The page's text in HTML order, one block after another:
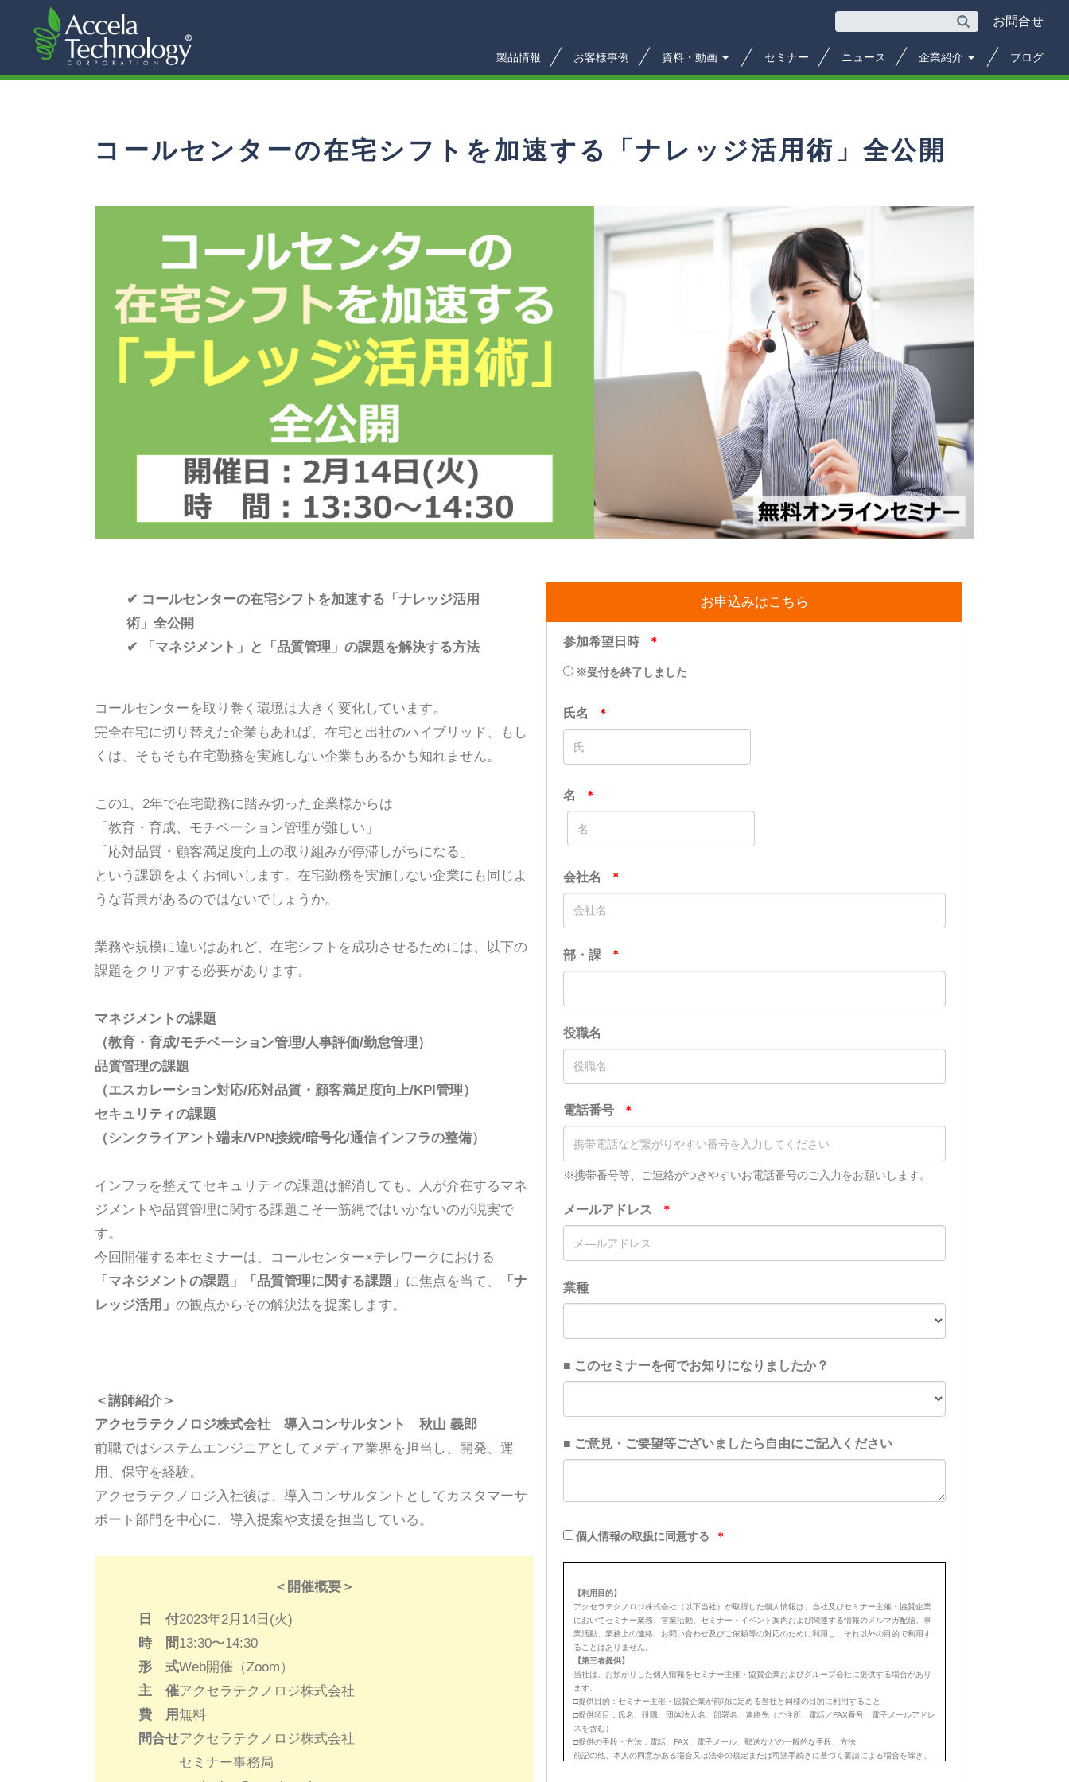
お問合せ
製品情報 お客様事例 資料・動画 セミナー ニュース 企業紹介 ブログ
コールセンターの在宅シフトを加速する「ナレッジ活用術」全公開
✔ コールセンターの在宅シフトを加速する「ナレッジ活用
術」全公開
✔
「マネジメント」と「品質管理」の課題を解決する方法
コールセンターを取り巻く環境は大きく変化しています。
完全在宅に切り替えた企業もあれば、在宅と出社のハイブリッド、もし
くは、そもそも在宅勤務を実施しない企業もあるかも知れません。
この1、2年で在宅勤務に踏み切った企業様からは
「教育・育成、モチベーション管理が難しい」
「応対品質・顧客満足度向上の取り組みが停滞しがちになる」
という課題をよくお伺いします。在宅勤務を実施しない企業にも同じよ
うな背景があるのではないでしょうか。
業務や規模に違いはあれど、在宅シフトを成功させるためには、以下の
課題をクリアする必要があります。
マネジメントの課題
（教育・育成/モチベーション管理/人事評価/勤怠管理）
品質管理の課題
（エスカレーション対応/応対品質・顧客満足度向上/KPI管理）
セキュリティの課題
（シンクライアント端末/VPN接続/暗号化/通信インフラの整備）
インフラを整えてセキュリティの課題は解消しても、人が介在するマネ
ジメントや品質管理に関する課題こそ一筋縄ではいかないのが現実で
す。
今回開催する本セミナーは、コールセンター×テレワークにおける
「マネジメントの課題」「品質管理に関する課題」 に焦点を当て、
「ナ
レッジ活用」 の観点からその解決法を提案します。
＜講師紹介＞
アクセラテクノロジ株式会社 導入コンサルタント 秋山 義郎
前職ではシステムエンジニアとしてメディア業界を担当し、開発、運
用、保守を経験。
アクセラテクノロジ入社後は、導入コンサルタントとしてカスタマーサ
ポート部門を中心に、導入提案や支援を担当している。
＜開催概要＞
日 付2023年2月14日(火)
時 間13:30〜14:30
形 式Web開催（Zoom）
主 催アクセラテクノロジ株式会社
費 用無料
問合せアクセラテクノロジ株式会社
セミナー事務局
お申込みはこちら